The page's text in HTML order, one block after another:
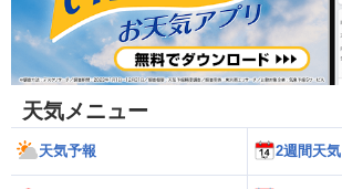
天気メニュー
天気予報 2週間天気